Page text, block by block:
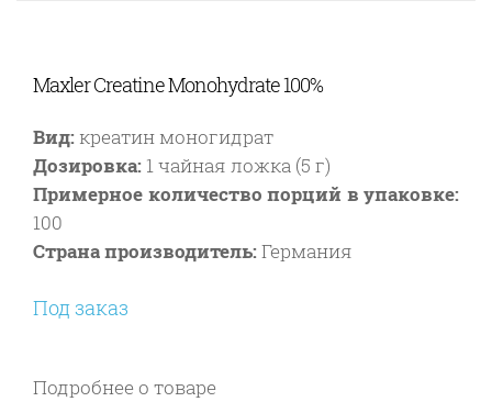
Maxler Creatine Monohydrate 100%
Вид: креатин моногидрат
Дозировка: 1 чайная ложка (5 г)
Примерное количество порций в упаковке:
100
Страна производитель:Германия
Под заказ
Подробнее о товаре